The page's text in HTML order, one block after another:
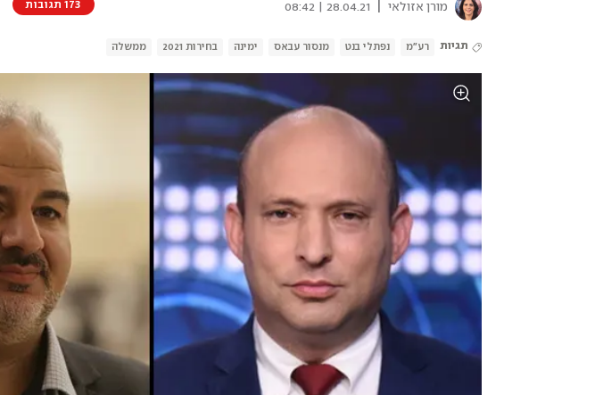
מורן אזולאי 28.04.21 | 08:42 173 תגובות
תגיות רע"מ נפתלי בנט מנסור עבאס ימינה בחירות 2021 ממשלה